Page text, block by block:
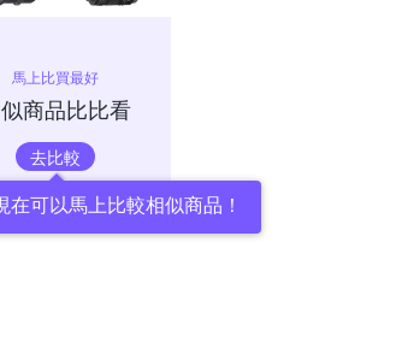
馬上比買最好
商品比比看
去比較
在可以馬上比較相似商品！